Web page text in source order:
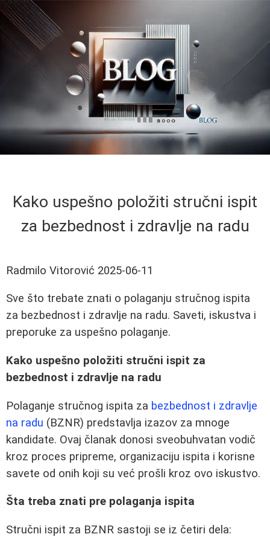
Kako uspešno položiti stručni ispit
za bezbednost i zdravlje na radu
Radmilo Vitorović 2025-06-11
Sve što trebate znati o polaganju stručnog ispita
za bezbednost i zdravlje na radu. Saveti, iskustva i
preporuke za uspešno polaganje.
Kako uspešno položiti stručni ispit za
bezbednost i zdravlje na radu
Polaganje stručnog ispita za bezbednost i zdravlje
na radu (BZNR) predstavlja izazov za mnoge
kandidate. Ovaj članak donosi sveobuhvatan vodič
kroz proces pripreme, organizaciju ispita i korisne
savete od onih koji su već prošli kroz ovo iskustvo.
Šta treba znati pre polaganja ispita
Stručni ispit za BZNR sastoji se iz četiri dela: